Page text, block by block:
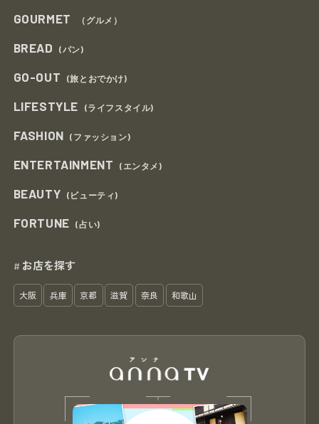
GOURMET （グルメ）
BREAD (パン)
GO-OUT (旅とおでかけ)
LIFESTYLE (ライフスタイル)
FASHION (ファッション)
ENTERTAINMENT (エンタメ)
BEAUTY (ビューティ)
FORTUNE (占い)
# お店を探す
大阪 兵庫 京都 滋賀 奈良 和歌山